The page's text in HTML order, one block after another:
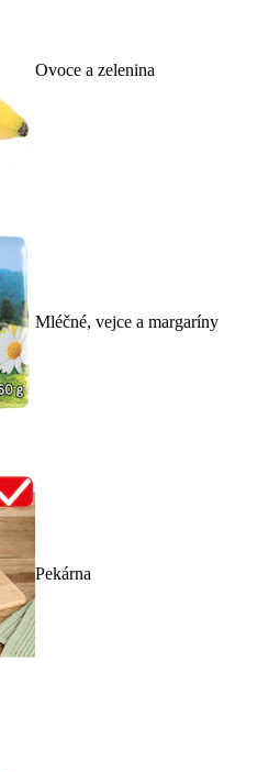
Ovoce a zelenina
Mléčné, vejce a margaríny
Pekárna